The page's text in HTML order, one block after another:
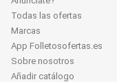
Todas las ofertas
Marcas
App Folletosofertas.es
Sobre nosotros
Añadir catálogo